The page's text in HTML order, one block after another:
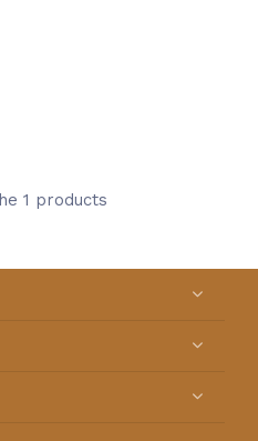
1 products